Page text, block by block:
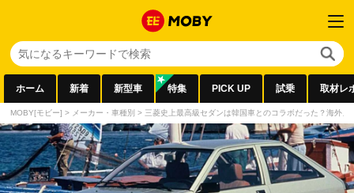
ホーム 新着 新型車 特集 PICK UP 試乗 取材レ
MOBY[モビー] > メーカー・車種別 > 三菱史上最高級セダンは韓国車とのコラボだった？海外